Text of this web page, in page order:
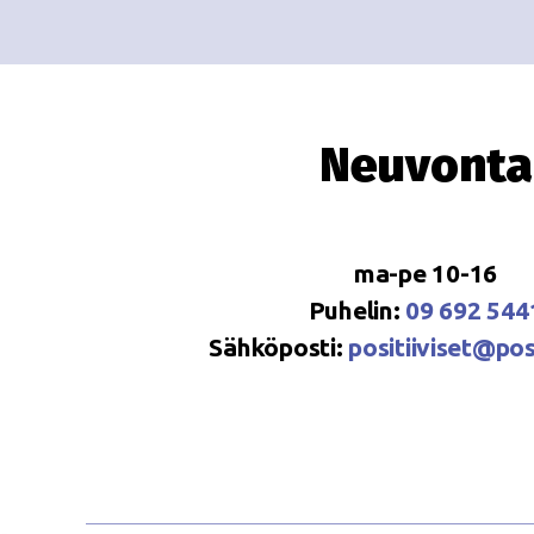
Neuvonta
ma-pe 10-16
Puhelin: 09 692
Sähköposti: